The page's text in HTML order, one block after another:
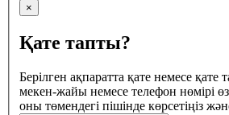
×
Қате тапты?
Берілген ақпаратта қате немесе қате
мекен-жайы немесе телефон нөмірі
оны төмендегі пішінде көрсетіңіз